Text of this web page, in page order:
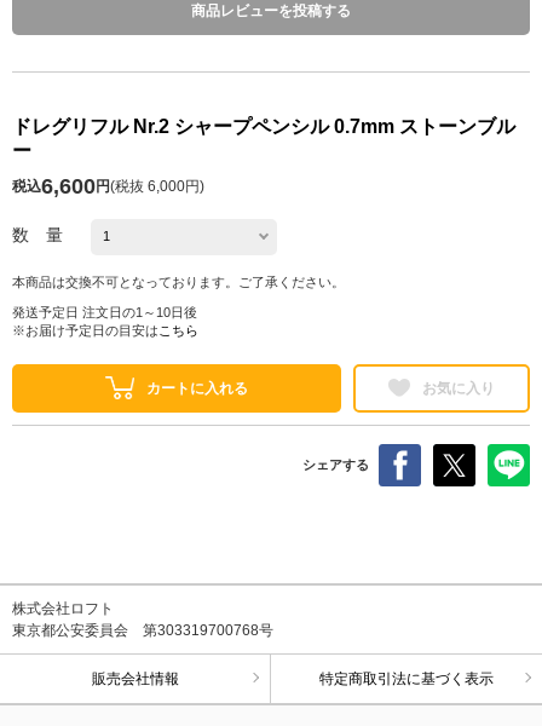
商品レビューを投稿する
ドレグリフル Nr.2 シャープペンシル 0.7mm ストーンブル
ー
税込6,600円(税抜 6,000円)
数 量
本商品は交換不可となっております。ご了承ください。
発送予定日 注文日の1～10日後
※お届け予定日の目安は こちら
カートに入れる お気に入り
シェアする
株式会社ロフト
東京都公安委員会 第303319700768号
販売会社情報 特定商取引法に基づく表示